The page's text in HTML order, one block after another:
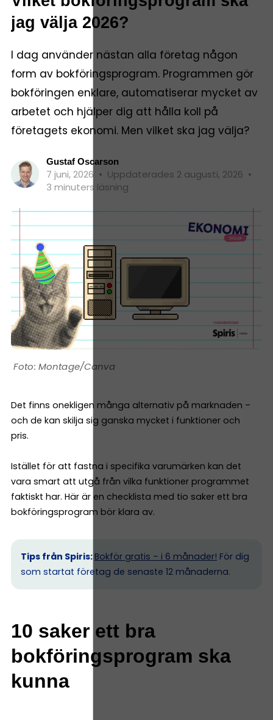
jag välja 2026?
I dag använder nästan alla företag någon
form av bokföringsprogram. Programmen gör
bokföringen enklare, automatiserar mycket av
arbetet och hjälper dig att hålla koll på
företagets ekonomi. Men vilket ska jag välja?
Gustaf Oscarson
7 juni, 2026 • Uppdaterades 2 augusti, 2026 •
3 minuters läsning
Montage/Canva
Det finns onekligen många alternativ på marknaden –
och de kan skilja sig ganska mycket i funktioner och
pris.
Istället för att fastna i specifika varumärken kan det
vara smart att utgå från vilka funktioner programmet
faktiskt har. Här är en checklista med tio saker ett bra
bokföringsprogram bör klara av.
Tips från Spiris: Bokför gratis – i 6 månader! För dig
som startat företag de senaste 12 månaderna.
10 saker ett bra
bokföringsprogram ska
kunna